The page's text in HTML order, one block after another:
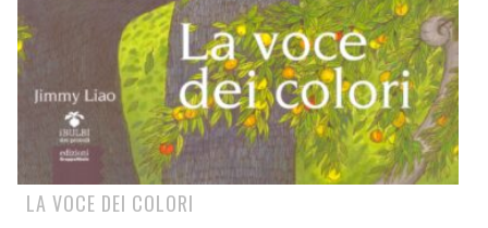
LA VOCE DEI COLORI